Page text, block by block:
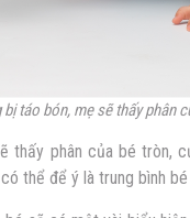
bị táo bón, mẹ sẽ thấy phân
thấy phân của bé tròn,
thể để ý là trung bình